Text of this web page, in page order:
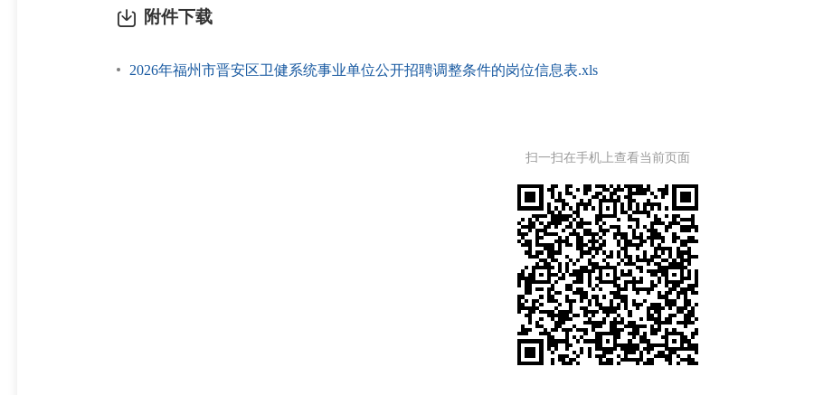
附件下载
2026年福州市晋安区卫健系统事业单位公开招聘调整条件的岗位信息表.xls
扫一扫在手机上查看当前页面